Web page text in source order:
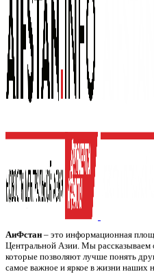
АиФстан – это информационная
Центральной Азии. Мы рассказываем
которые позволяют лучше понять
самое важное и яркое в жизни наших